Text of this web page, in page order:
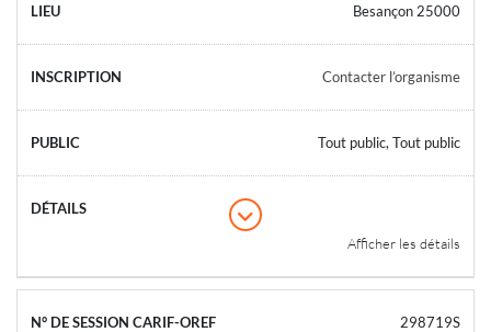
Besançon 25000
Contacter l’organisme
Tout public, Tout public
Afficher les détails
298719S